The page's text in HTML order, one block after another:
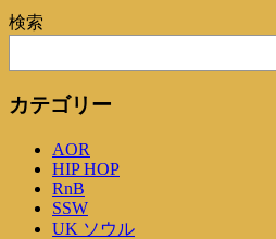
ビ
シ
検索
カテゴリー
AOR
HIP HOP
RnB
SSW
UK ソウル